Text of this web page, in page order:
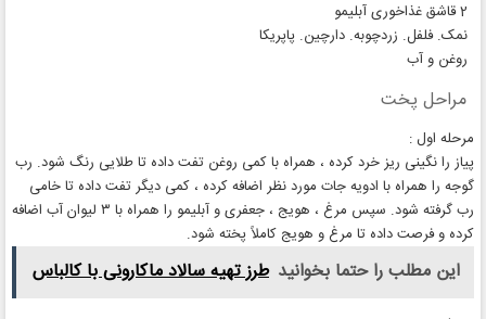
2 قاشق غذاخوری آبلیمو
نمک. فلفل. زردچوبه. دارچین. پاپریکا
روغن و آب
مراحل پخت
مرحله اول :
پیاز را نگینی ریز خرد کرده ، همراه با کمی روغن تفت داده تا طلایی رنگ شود. رب
گوجه را همراه با ادویه جات مورد نظر اضافه کرده ، کمی دیگر تفت داده تا خامی
رب گرفته شود. سپس مرغ ، هویج ، جعفری و آبلیمو را همراه با ۳ لیوان آب اضافه
کرده و فرصت داده تا مرغ و هویج کاملاً پخته شود.
این مطلب را حتما بخوانید طرز تهیه سالاد ماکارونی با کالباس